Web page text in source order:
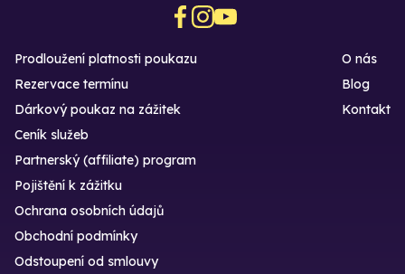
Prodloužení platnosti poukazu
Rezervace termínu
Dárkový poukaz na zážitek
O nás
Blog
Kontakt
Ceník služeb
Partnerský (affiliate) program
Pojištění k zážitku
Ochrana osobních údajů
Obchodní podmínky
Odstoupení od smlouvy